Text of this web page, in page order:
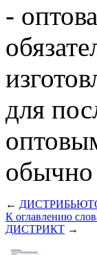
-
для
обычно
←
К оглавлению
ДИСТРИКТ →